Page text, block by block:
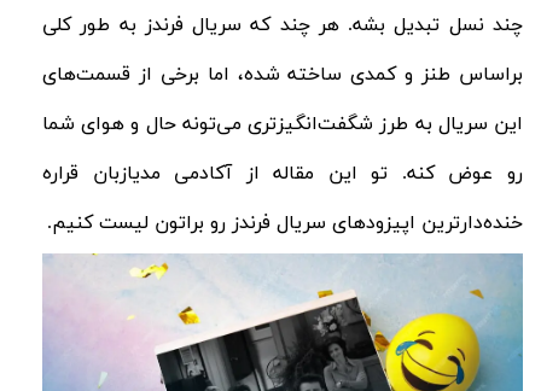
چند نسل تبدیل بشه. هر چند که سریال فرندز به طور کلی
براساس طنز و کمدی ساخته شده، اما برخی از قسمت‌‌های
این سریال به طرز شگفت‌انگیزتری می‌تونه حال و هوای شما
رو عوض کنه. تو این مقاله از آکادمی مدیازبان قراره
خنده‌دارترین اپیزودهای سریال فرندز رو براتون لیست کنیم.